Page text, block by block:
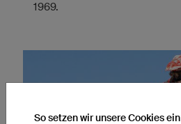
1969.
So setzen wir unsere Cookies ein